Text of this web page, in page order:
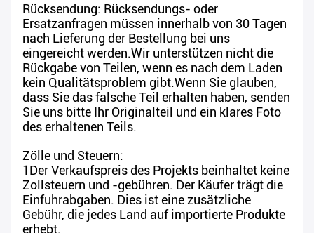
Rücksendung: Rücksendungs- oder
Ersatzanfragen müssen innerhalb von 30 Tagen
nach Lieferung der Bestellung bei uns
eingereicht werden.Wir unterstützen nicht die
Rückgabe von Teilen, wenn es nach dem Laden
kein Qualitätsproblem gibt.Wenn Sie glauben,
dass Sie das falsche Teil erhalten haben, senden
Sie uns bitte Ihr Originalteil und ein klares Foto
des erhaltenen Teils.
Zölle und Steuern:
1Der Verkaufspreis des Projekts beinhaltet keine
Zollsteuern und -gebühren. Der Käufer trägt die
Einfuhrabgaben. Dies ist eine zusätzliche
Gebühr, die jedes Land auf importierte Produkte
erhebt.